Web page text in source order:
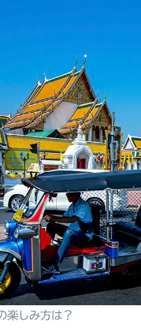
楽しみ方は？